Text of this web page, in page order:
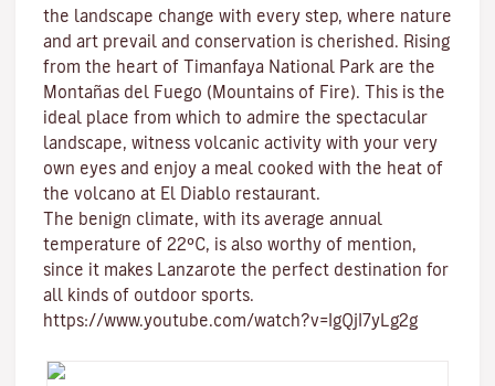
the landscape change with every step, where nature
and art prevail and conservation is cherished. Rising
from the heart of Timanfaya National Park are the
Montañas del Fuego (Mountains of Fire). This is the
ideal place from which to admire the spectacular
landscape, witness volcanic activity with your very
own eyes and enjoy a meal cooked with the heat of
the volcano at El Diablo restaurant.
The benign climate, with its average annual
temperature of 22ºC, is also worthy of mention,
since it makes Lanzarote the perfect destination for
all kinds of outdoor sports.
https://www.youtube.com/watch?v=IgQjI7yLg2g